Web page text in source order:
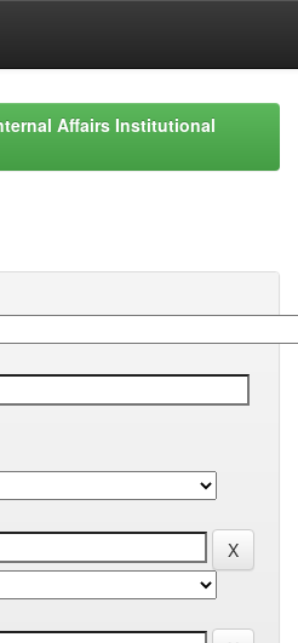
Affairs Institutional